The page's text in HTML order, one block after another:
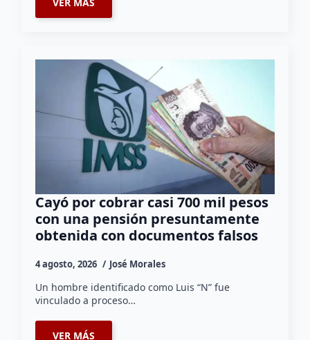
Cayó por cobrar casi 700 mil pesos
con una pensión presuntamente
obtenida con documentos falsos
4 agosto, 2026 José Morales
Un hombre identificado como Luis “N” fue
vinculado a proceso…
VER MÁS